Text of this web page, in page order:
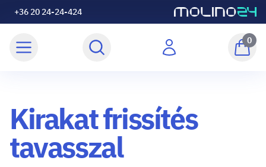
+36 20 24-24-424
0
Kirakat frissítés
tavasszal